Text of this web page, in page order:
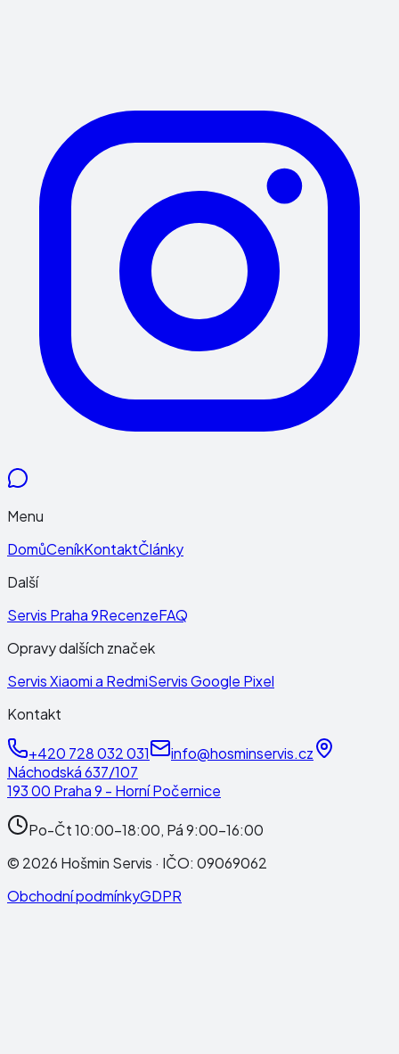
Menu
DomůCeníkKontaktČlánky
Další
Servis Praha 9RecenzeFAQ
Opravy dalších značek
Servis Xiaomi a RedmiServis Google Pixel
Kontakt
+420 728 032 031
info@hosminservis.cz
Náchodská 637/107
193 00 Praha 9 - Horní Počernice
Po-Čt 10:00-18:00, Pá 9:00-16:00
© 2026 Hošmin Servis · IČO: 09069062
Obchodní podmínkyGDPR